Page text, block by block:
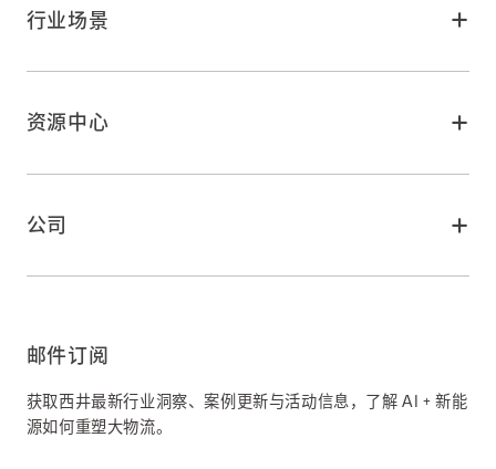
智能驾驶
西井客户服务
行业场景
智慧港口
智慧空港
资源中心
洞察
活动
公司
邮件订阅
获取西井最新行业洞察、案例更新与活动信息，了解 AI + 新能
源如何重塑大物流。